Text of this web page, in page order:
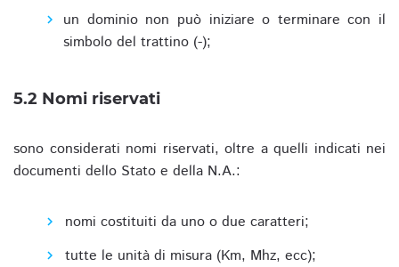
un dominio non può iniziare o terminare con il
simbolo del trattino (-);
5.2 Nomi riservati
sono considerati nomi riservati, oltre a quelli indicati nei
documenti dello Stato e della N.A.:
nomi costituiti da uno o due caratteri;
tutte le unità di misura (Km, Mhz, ecc);